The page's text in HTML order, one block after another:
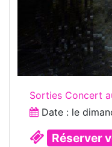
Sorties Concert
Date : le
Réserver